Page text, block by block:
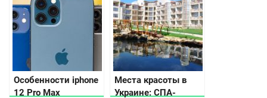
Особенности iphone
12 Pro Max
Места красоты в
Украине: СПА-